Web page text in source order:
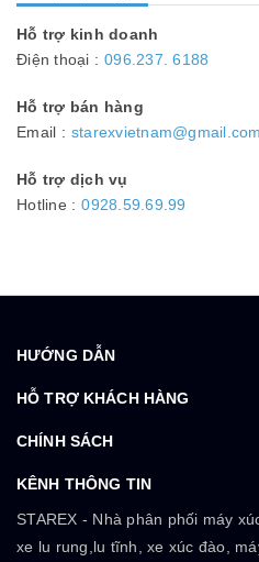
Hỗ trợ kinh doanh
Điện thoại : 096.237. 6188
Hỗ trợ bán hàng
Email : starexvietnam@gmail.com
Hỗ trợ dịch vụ
Hotline : 0928.59.69.99
HƯỚNG DẪN
HỖ TRỢ KHÁCH HÀNG
CHÍNH SÁCH
KÊNH THÔNG TIN
STAREX - Nhà phân phối máy
xe lu rung,lu tĩnh, xe xúc đào,